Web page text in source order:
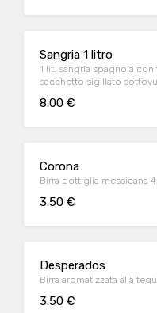
Sangria 1 litro
1 lit. sangria spagnola
sacchetto sigillato
8.00 €
Corona
Birra bottiglia messicana
3.50 €
Desperados
Birra aromatizzata alla
3.50 €